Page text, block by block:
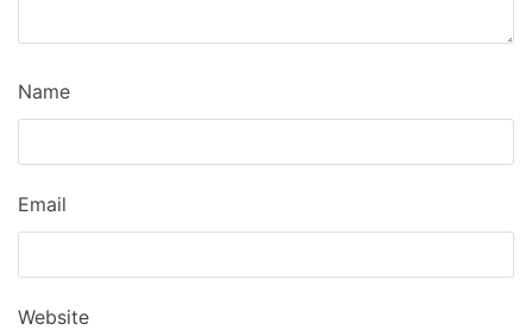
Name
Email
Website